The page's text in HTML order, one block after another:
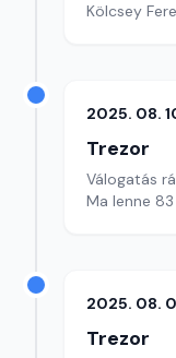
Kölcsey
2025. 08.
Trezor
Válogatás
Ma lenne
2025. 08.
Trezor